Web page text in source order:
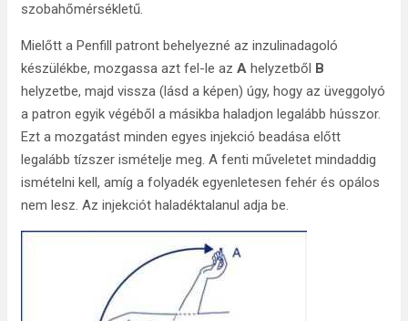
szobahőmérsékletű.
Mielőtt a Penfill patront behelyezné az inzulinadagoló
készülékbe, mozgassa azt fel-le az A helyzetből B
helyzetbe, majd vissza (lásd a képen) úgy, hogy az üveggolyó
a patron egyik végéből a másikba haladjon legalább hússzor.
Ezt a mozgatást minden egyes injekció beadása előtt
legalább tízszer ismételje meg. A fenti műveletet mindaddig
ismételni kell, amíg a folyadék egyenletesen fehér és opálos
nem lesz. Az injekciót haladéktalanul adja be.